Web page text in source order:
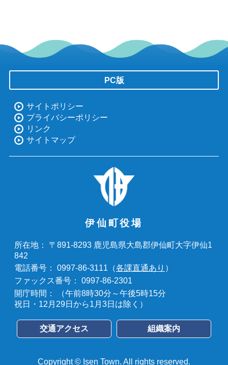
PC版
サイトポリシー
プライバシーポリシー
リンク
サイトマップ
伊仙町役場
所在地：
〒891-8293 鹿児島県大島郡伊仙町大字伊仙1
842
電話番号：
0997-86-3111（各課直通あり ）
ファックス番号：
0997-86-2301
開庁時間：
（午前8時30分～午後5時15分
祝日・12月29日から1月3日は除く）
交通アクセス 組織案内
Copyright © Isen Town. All rights reserved.